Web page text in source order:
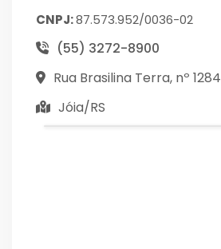
CNPJ:87.573.952/0036-02
(55) 3272-8900
Rua Brasilina Terra, nº 1284
Jóia/RS